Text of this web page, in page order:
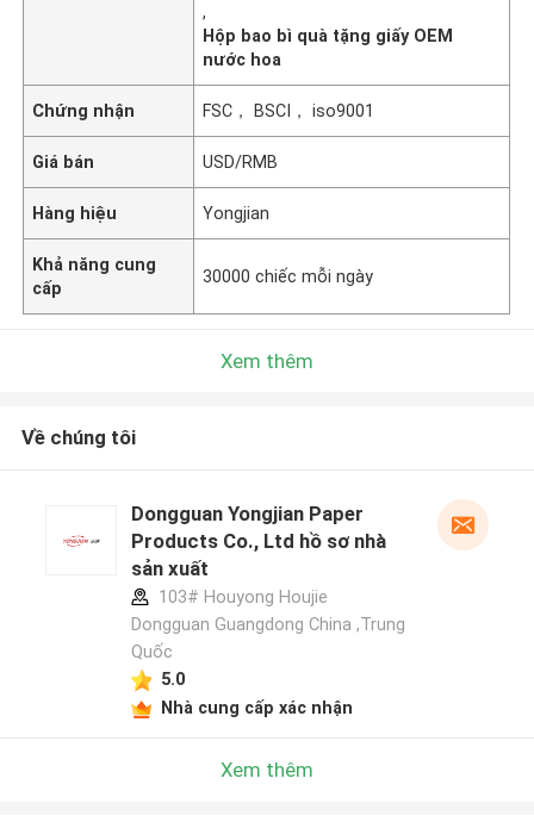
,
Hộp bao bì quà tặng giấy OEM
nước hoa
Chứng nhận FSC， BSCI， iso9001
Giá bán USD/RMB
Hàng hiệu Yongjian
Khả năng cung
cấp
30000 chiếc mỗi ngày
Xem thêm
Về chúng tôi
Dongguan Yongjian Paper
Products Co., Ltd hồ sơ nhà
sản xuất
103# Houyong Houjie
Dongguan Guangdong China ,Trung
Quốc
5.0
Nhà cung cấp xác nhận
Xem thêm